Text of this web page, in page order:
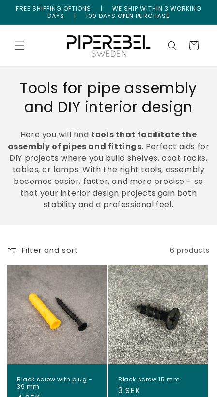
Skip to
FREE SHIPPING OPTIONS | WE SHIP WITHIN 3 WORKING
DAYS | 100 DAYS OPEN PURCHASE
Cart
Tools for pipe assembly
and DIY interior design
Here you will find tools that facilitate the
assembly of pipes and fittings. Perfect aids for
DIY projects where you build shelves, coat racks,
tables, or lamps. With the right tools, assembly
becomes easier, faster, and more precise – so
that your interior design projects gain both
stability and a professional feel.
Filter and sort 6 products
Black screw with plug -
39 mm
Black screw 15 mm
Regular
3 SEK